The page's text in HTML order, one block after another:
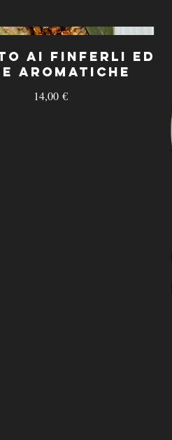
ai Finferli ed
Aromatiche
14,00 €